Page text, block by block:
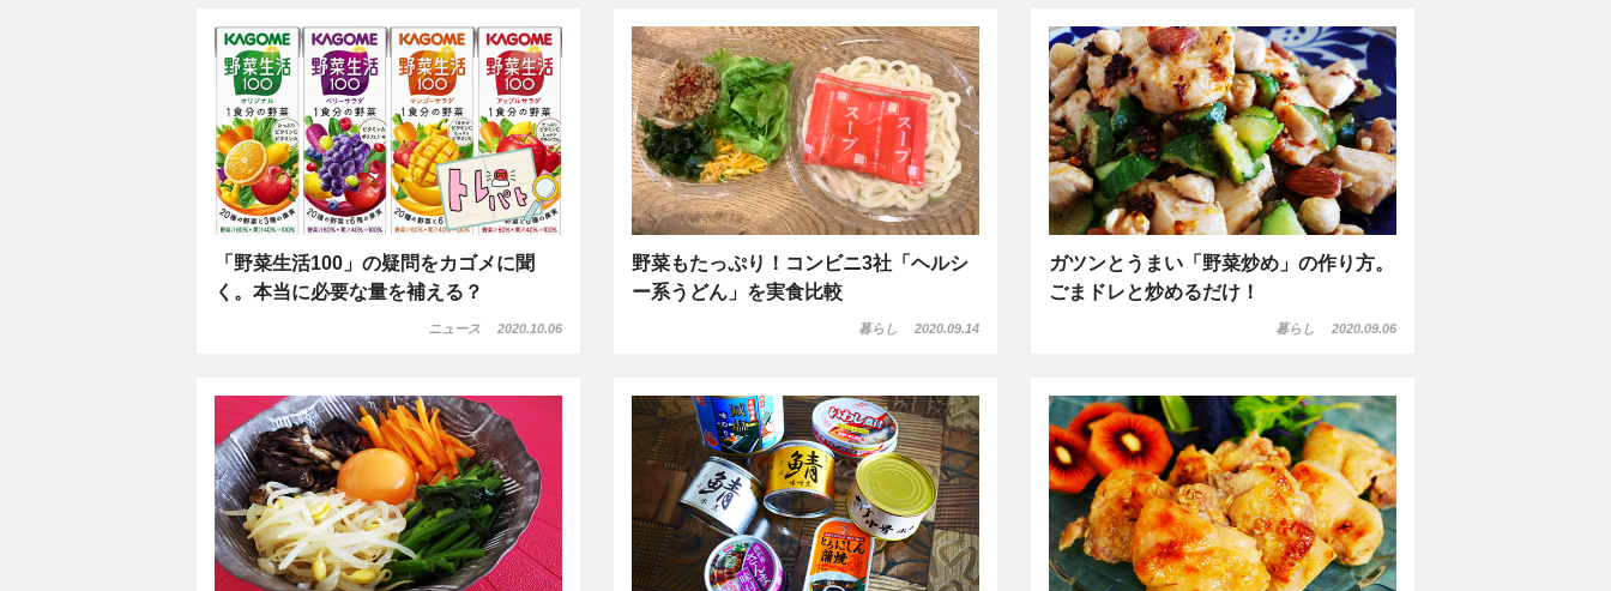
「野菜生活100」の疑問をカゴメに聞
く。本当に必要な量を補える？
ニュース 2020.10.06
野菜もたっぷり！コンビニ3社「ヘルシ
ー系うどん」を実食比較
暮らし 2020.09.14
ガツンとうまい「野菜炒め」の作り方。
ごまドレと炒めるだけ！
暮らし 2020.09.06